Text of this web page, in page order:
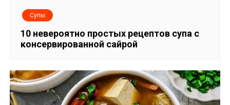
Супы
10 невероятно простых рецептов супа с
консервированной сайрой